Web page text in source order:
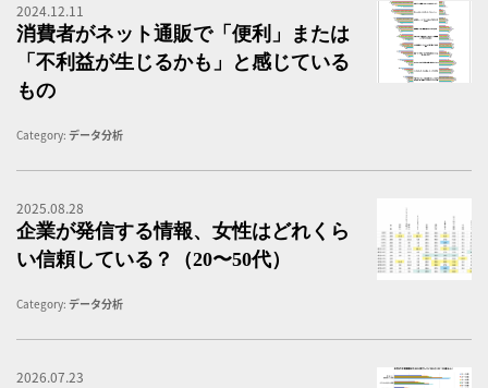
2024.12.11
消費者がネット通販で「便利」または
「不利益が生じるかも」と感じている
もの
Category: データ分析
2025.08.28
企業が発信する情報、女性はどれくら
い信頼している？（20〜50代）
Category: データ分析
2026.07.23